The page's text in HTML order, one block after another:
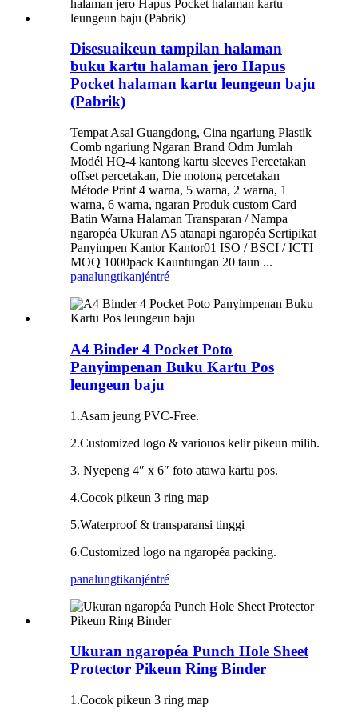
Disesuaikeun tampilan halaman
buku kartu halaman jero Hapus
Pocket halaman kartu leungeun baju
(Pabrik)
Tempat Asal Guangdong, Cina ngariung Plastik
Comb ngariung Ngaran Brand Odm Jumlah
Modél HQ-4 kantong kartu sleeves Percetakan
offset percetakan, Die motong percetakan
Métode Print 4 warna, 5 warna, 2 warna, 1
warna, 6 warna, ngaran Produk custom Card
Batin Warna Halaman Transparan / Nampa
ngaropéa Ukuran A5 atanapi ngaropéa Sertipikat
Panyimpen Kantor Kantor01 ISO / BSCI / ICTI
MOQ 1000pack Kauntungan 20 taun ...
panalungtikanjéntré
A4 Binder 4 Pocket Poto
Panyimpenan Buku Kartu Pos
leungeun baju
1.Asam jeung PVC-Free.
2.Customized logo & variouos kelir pikeun milih.
3. Nyepeng 4″ x 6″ foto atawa kartu pos.
4.Cocok pikeun 3 ring map
5.Waterproof & transparansi tinggi
6.Customized logo na ngaropéa packing.
panalungtikanjéntré
Ukuran ngaropéa Punch Hole Sheet
Protector Pikeun Ring Binder
1.Cocok pikeun 3 ring map